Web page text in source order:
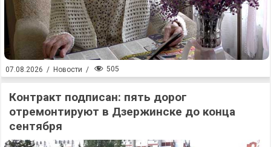
07.08.2026 / Новости / 505
Контракт подписан: пять дорог
отремонтируют в Дзержинске до конца
сентября